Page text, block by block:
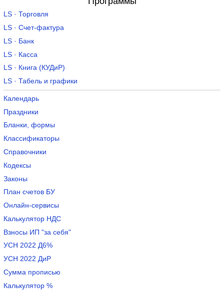
LS · Торговля
LS · Счет-фактура
LS · Банк
LS · Касса
LS · Книга (КУДиР)
LS · Табель и графики
Календарь
Праздники
Бланки, формы
Классификаторы
Справочники
Кодексы
Законы
План счетов БУ
Онлайн-сервисы
Калькулятор НДС
Взносы ИП "за себя"
УСН 2022 Д6%
УСН 2022 ДиР
Сумма прописью
Калькулятор %